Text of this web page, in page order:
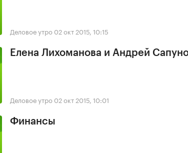
Деловое утро 02 окт 2015, 10:15
Елена Лихоманова и Андрей
Деловое утро 02 окт 2015, 10:01
Финансы